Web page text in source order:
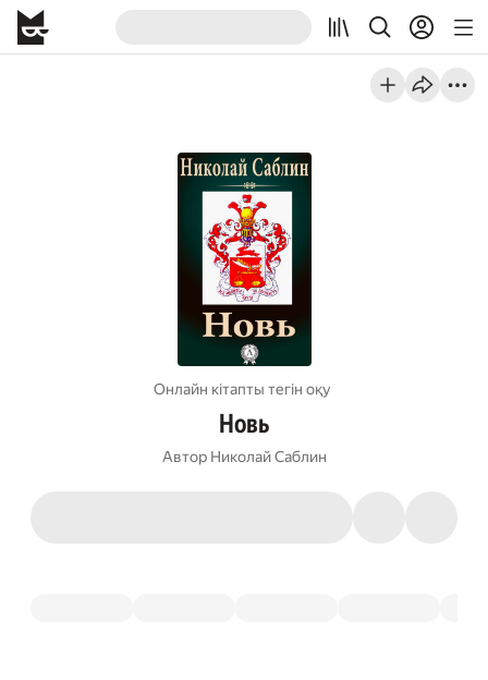
Онлайн кітапты тегін оқу
Новь
Автор Николай Саблин